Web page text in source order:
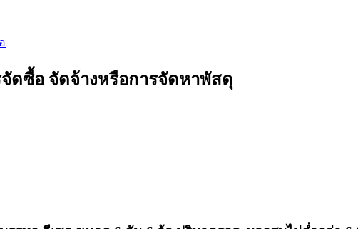
จัดซื้อ จัดจ้างหรือการจัดหาพัสดุ